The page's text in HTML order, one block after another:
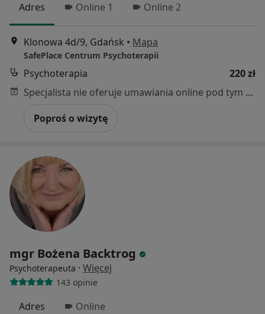
Adres Online 1 Online 2
Klonowa 4d/9, Gdańsk • Mapa
SafePlace Centrum Psychoterapii
Psychoterapia
220 zł
Specjalista nie oferuje umawiania online pod tym adresem.
Poproś o wizytę
mgr Bożena Backtrog
Psychoterapeuta · Więcej
143 opinie
Adres Online